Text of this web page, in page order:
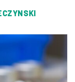
Powiększ
add_circle_outline